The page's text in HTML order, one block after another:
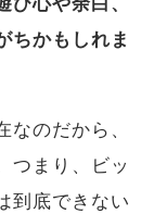
ちかもしれま
のだから、
つまり、ビッ
到底できない